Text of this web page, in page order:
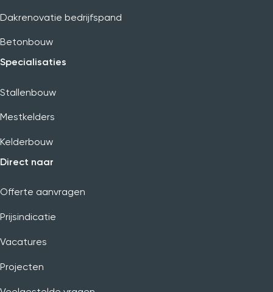
Dakrenovatie bedrijfspand
Betonbouw
Specialisaties
Stallenbouw
Mestkelders
Kelderbouw
Direct naar
Offerte aanvragen
Prijsindicatie
Vacatures
Projecten